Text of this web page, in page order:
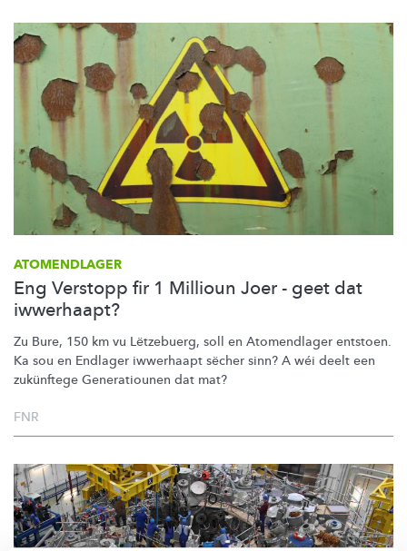
ATOMENDLAGER
Eng Verstopp fir 1 Millioun Joer - geet dat
iwwerhaapt?
Zu Bure, 150 km vu Lëtzebuerg, soll en Atomendlager entstoen.
Ka sou en Endlager iwwerhaapt sëcher sinn? A wéi deelt een
zukünftege Generatiounen dat mat?
FNR